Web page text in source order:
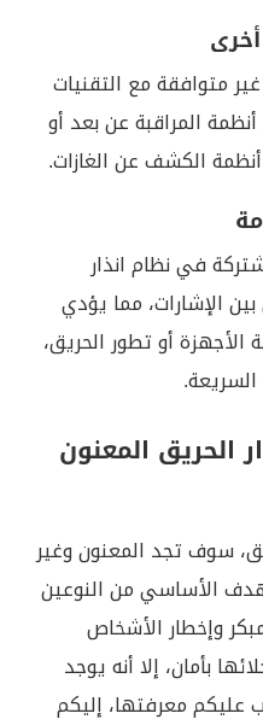
متوافقة مع التقنيات
المراقبة عن بعد أو
الكشف عن الغازات.
في نظام انذار
الإشارات، مما يؤدي
أو تطور الحريق،
الحريق المعنون
سوف تجد المعنون وغير
الأساسي من النوعين
وإخطار الأشخاص
بأمان، إلا أنه يوجد
عليكم معرفتها، إليكم